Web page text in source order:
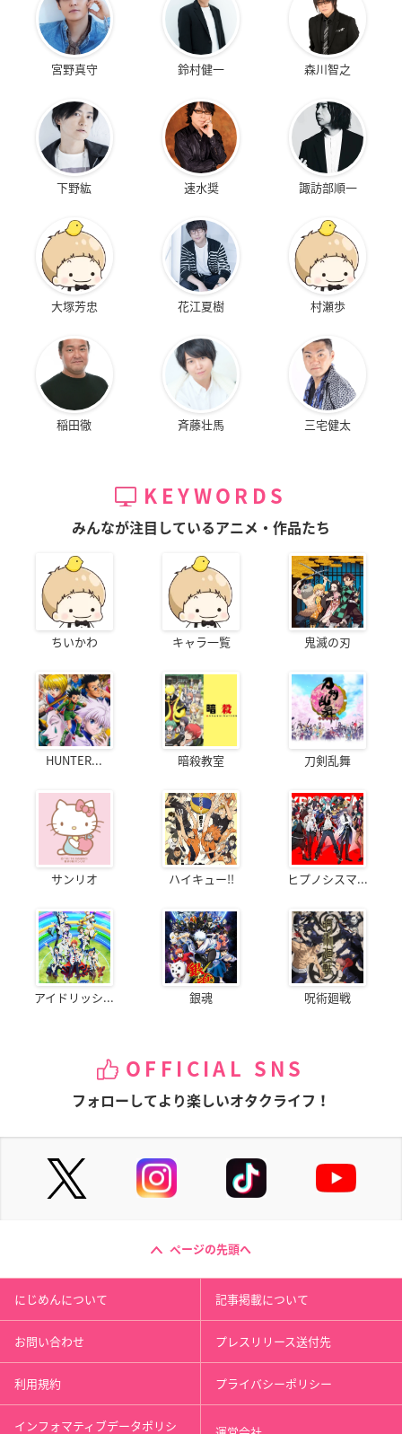
宮野真守 鈴村健一 森川智之
下野紘 速水奨 諏訪部順一
大塚芳忠 花江夏樹 村瀬歩
稲田徹 斉藤壮馬 三宅健太
KEYWORDS
みんなが注目しているアニメ・作品たち
ちいかわ キャラ一覧 鬼滅の刃
HUNTER... 暗殺教室 刀剣乱舞
サンリオ ハイキュー!! ヒプノシスマ...
アイドリッシ... 銀魂 呪術廻戦
OFFICIAL SNS
フォローしてより楽しいオタクライフ！
ページの先頭へ
にじめんについて 記事掲載について
お問い合わせ プレスリリース送付先
利用規約 プライバシーポリシー
インフォマティブデータポリシ